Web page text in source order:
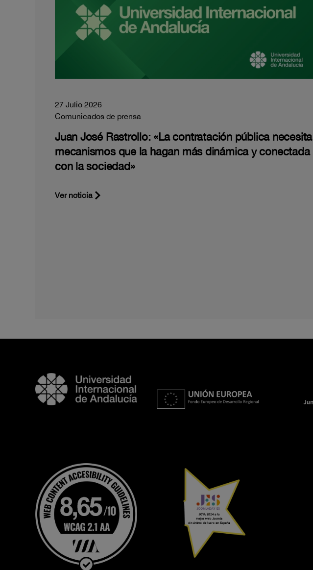
27 Julio 2026
Comunicados de prensa
Juan José Rastrollo: «La contratación pública necesita
mecanismos que la hagan más dinámica y conectada
con la sociedad»
Ver noticia